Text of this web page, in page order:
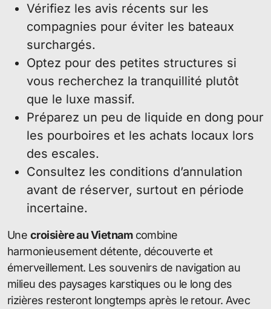
Vérifiez les avis récents sur les
compagnies pour éviter les bateaux
surchargés.
Optez pour des petites structures si
vous recherchez la tranquillité plutôt
que le luxe massif.
Préparez un peu de liquide en dong pour
les pourboires et les achats locaux lors
des escales.
Consultez les conditions d’annulation
avant de réserver, surtout en période
incertaine.
Une croisière au Vietnamcombine
harmonieusement détente, découverte et
émerveillement. Les souvenirs de navigation au
milieu des paysages karstiques ou le long des
rizières resteront longtemps après le retour. Avec